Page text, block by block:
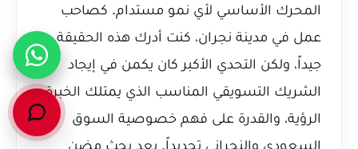
المحرك الأساسي لأي نمو مستدام. كصاحب
عمل في مدينة نجران، كنت أدرك هذه الحقيقة
جيداً، ولكن التحدي الأكبر كان يكمن في إيجاد
الشريك التسويقي المناسب الذي يمتلك الخبرة،
الرؤية، والقدرة على فهم خصوصية السوق
السعودي والنجراني تحديداً. بعد بحث مضنٍ